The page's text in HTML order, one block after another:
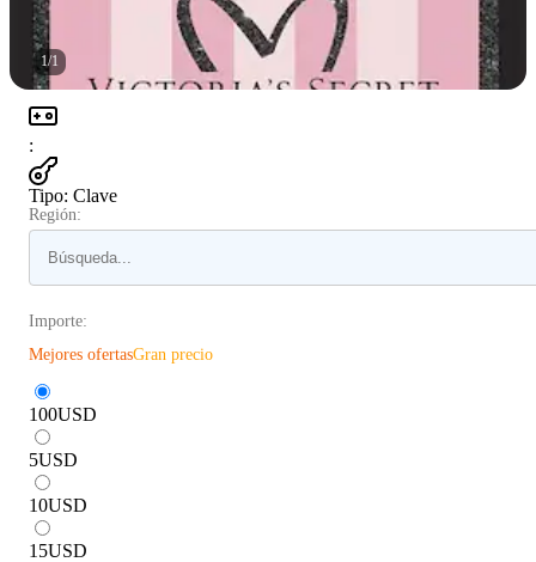
1/1
:
Tipo: Clave
Región:
Importe:
Mejores ofertasGran precio
100USD
5USD
10USD
15USD